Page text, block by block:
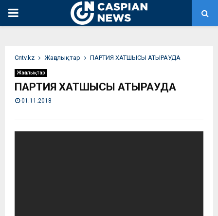
PRIMARY
Сntv.kz Жаңалықтар ПАРТИЯ ХАТШЫСЫ АТЫРАУДА
Жаңалықтар
ПАРТИЯ ХАТШЫСЫ АТЫРАУДА
01.11.2018